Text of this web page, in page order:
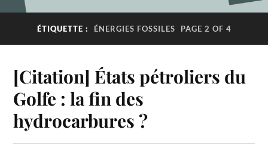
ÉTIQUETTE : ÉNERGIES FOSSILES PAGE 2 OF 4
[Citation] États pétroliers du
Golfe : la fin des
hydrocarbures ?